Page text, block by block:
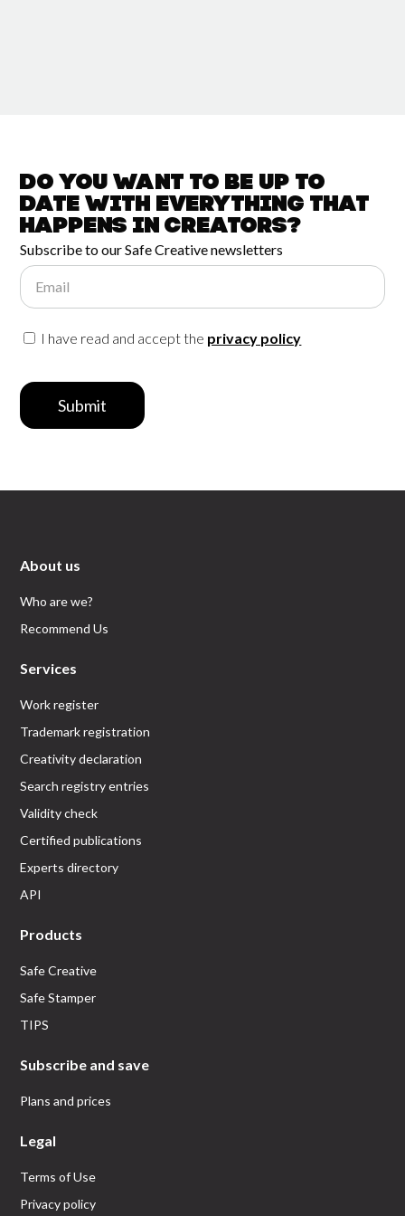
Do you want to be up to
date witheverything that
happens inCreators?
Subscribe to our Safe Creative newsletters
Email
I have read and accept the privacy policy
Submit
About us
Who are we?
Recommend Us
Services
Work register
Trademark registration
Creativity declaration
Search registry entries
Validity check
Certified publications
Experts directory
API
Products
Safe Creative
Safe Stamper
TIPS
Subscribe and save
Plans and prices
Legal
Terms of Use
Privacy policy